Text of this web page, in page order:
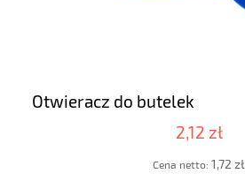
Otwieracz do butelek
2,12 zł
Cena netto: 1,72 zł